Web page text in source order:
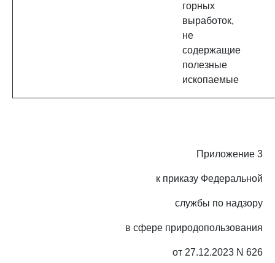
горных
выработок,
не
содержащие
полезные
ископаемые
Приложение 3
к приказу Федеральной
службы по надзору
в сфере природопользования
от 27.12.2023 N 626